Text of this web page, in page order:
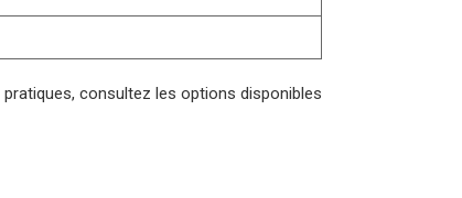
consultez les options disponibles